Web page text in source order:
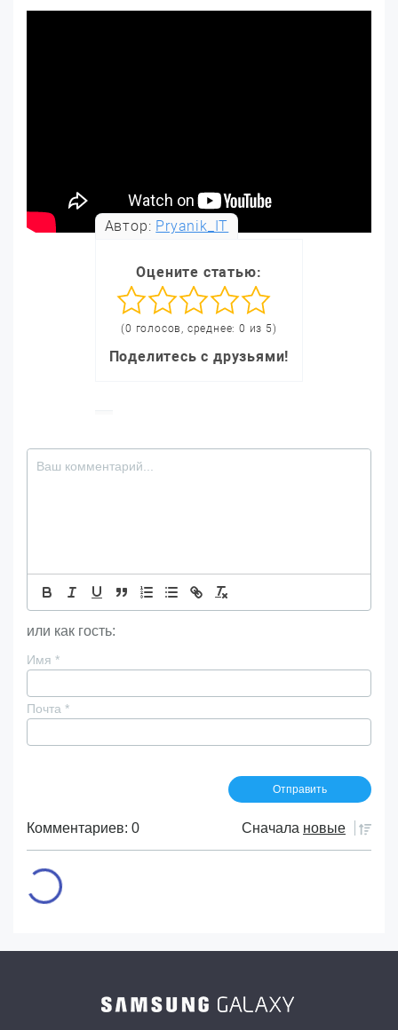
Автор: Pryanik_IT
Оцените статью:
(0 голосов, среднее: 0 из 5)
Поделитесь с друзьями!
или как гость:
Имя *
Почта *
Комментариев: 0 Сначала новые